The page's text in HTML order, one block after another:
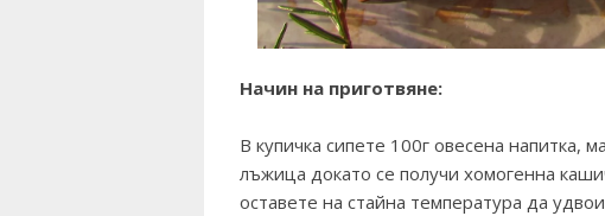
Начин на приготвяне:
В купичка сипете 100г овесена напитка,
лъжица докато се получи хомогенна
оставете на стайна температура да